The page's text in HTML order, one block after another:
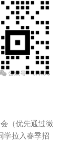
（优先通过微
学拉入春季招